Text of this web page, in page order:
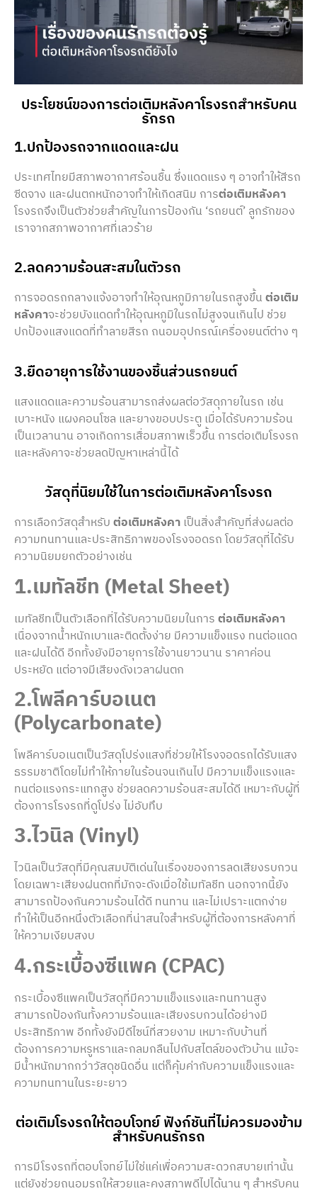
ประโยชน์ของการต่อเติมหลังคาโรงรถสำหรับคน
รักรถ
1.ปกป้องรถจากแดดและฝน
ประเทศไทยมีสภาพอากาศร้อนชื้น ซึ่งแดดแรง ๆ อาจทำให้สีรถ
ซีดจาง และฝนตกหนักอาจทำให้เกิดสนิม การต่อเติมหลังคา
โรงรถจึงเป็นตัวช่วยสำคัญในการป้องกัน ‘รถยนต์’ ลูกรักของ
เราจากสภาพอากาศที่เลวร้าย
2.ลดความร้อนสะสมในตัวรถ
การจอดรถกลางแจ้งอาจทำให้อุณหภูมิภายในรถสูงขึ้นต่อเติม
หลังคาจะช่วยบังแดดทำให้อุณหภูมิในรถไม่สูงจนเกินไป ช่วย
ปกป้องแสงแดดที่ทำลายสีรถ ถนอมอุปกรณ์เครื่องยนต์ต่าง ๆ
3.ยืดอายุการใช้งานของชิ้นส่วนรถยนต์
แสงแดดและความร้อนสามารถส่งผลต่อวัสดุภายในรถ เช่น
เบาะหนัง แผงคอนโซล และยางขอบประตู เมื่อได้รับความร้อน
เป็นเวลานาน อาจเกิดการเสื่อมสภาพเร็วขึ้น การต่อเติมโรงรถ
และหลังคาจะช่วยลดปัญหาเหล่านี้ได้
วัสดุที่นิยมใช้ในการต่อเติมหลังคาโรงรถ
การเลือกวัสดุสำหรับต่อเติมหลังคา เป็นสิ่งสำคัญที่ส่งผลต่อ
ความทนทานและประสิทธิภาพของโรงจอดรถ โดยวัสดุที่ได้รับ
ความนิยมยกตัวอย่างเช่น
1.เมทัลชีท (Metal Sheet)
เมทัลชีทเป็นตัวเลือกที่ได้รับความนิยมในการต่อเติมหลังคา
เนื่องจากน้ำหนักเบาและติดตั้งง่าย มีความแข็งแรง ทนต่อแดด
และฝนได้ดี อีกทั้งยังมีอายุการใช้งานยาวนาน ราคาค่อน
ประหยัด แต่อาจมีเสียงดังเวลาฝนตก
2.โพลีคาร์บอเนต
(Polycarbonate)
โพลีคาร์บอเนตเป็นวัสดุโปร่งแสงที่ช่วยให้โรงจอดรถได้รับแสง
ธรรมชาติโดยไม่ทำให้ภายในร้อนจนเกินไป มีความแข็งแรงและ
ทนต่อแรงกระแทกสูง ช่วยลดความร้อนสะสมได้ดี เหมาะกับผู้ที่
ต้องการโรงรถที่ดูโปร่ง ไม่อับทึบ
3.ไวนิล (Vinyl)
ไวนิลเป็นวัสดุที่มีคุณสมบัติเด่นในเรื่องของการลดเสียงรบกวน
โดยเฉพาะเสียงฝนตกที่มักจะดังเมื่อใช้เมทัลชีท นอกจากนี้ยัง
สามารถป้องกันความร้อนได้ดี ทนทาน และไม่เปราะแตกง่าย
ทำให้เป็นอีกหนึ่งตัวเลือกที่น่าสนใจสำหรับผู้ที่ต้องการหลังคาที่
ให้ความเงียบสงบ
4.กระเบื้องซีแพค (CPAC)
กระเบื้องซีแพคเป็นวัสดุที่มีความแข็งแรงและทนทานสูง
สามารถป้องกันทั้งความร้อนและเสียงรบกวนได้อย่างมี
ประสิทธิภาพ อีกทั้งยังมีดีไซน์ที่สวยงาม เหมาะกับบ้านที่
ต้องการความหรูหราและกลมกลืนไปกับสไตล์ของตัวบ้าน แม้จะ
มีน้ำหนักมากกว่าวัสดุชนิดอื่น แต่ก็คุ้มค่ากับความแข็งแรงและ
ความทนทานในระยะยาว
ต่อเติมโรงรถให้ตอบโจทย์ ฟังก์ชันที่ไม่ควรมองข้าม
สำหรับคนรักรถ
การมีโรงรถที่ตอบโจทย์ไม่ใช่แค่เพื่อความสะดวกสบายเท่านั้น
แต่ยังช่วยถนอมรถให้สวยและคงสภาพดีไปได้นาน ๆ สำหรับคน